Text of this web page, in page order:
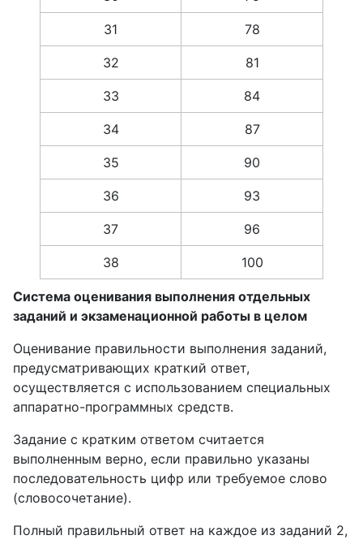
31 78
32 81
33 84
34 87
35 90
36 93
37 96
38 100
Система оценивания выполнения отдельных
заданий и экзаменационной работы в целом
Оценивание правильности выполнения заданий,
предусматривающих краткий ответ,
осуществляется с использованием специальных
аппаратно-программных средств.
Задание с кратким ответом считается
выполненным верно, если правильно указаны
последовательность цифр или требуемое слово
(словосочетание).
Полный правильный ответ на каждое из заданий 2,